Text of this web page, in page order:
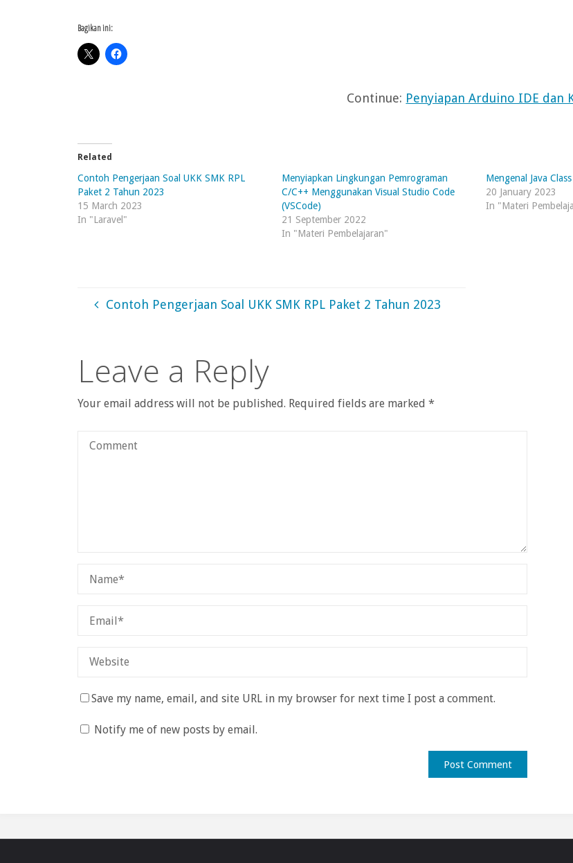
Bagikan ini:
Continue: Penyiapan Arduino IDE dan
Related
Contoh Pengerjaan Soal UKK SMK RPL
Paket 2 Tahun 2023
15 March 2023
In "Laravel"
Menyiapkan Lingkungan Pemrograman
C/C++ Menggunakan Visual Studio Code
(VSCode)
21 September 2022
In "Materi Pembelajaran"
Mengenal Java
20 January 2023
In "Materi
Contoh Pengerjaan Soal UKK SMK RPL Paket 2 Tahun 2023
Leave a Reply
Your email address will not be published. Required fields are marked *
Save my name, email, and site URL in my browser for next time I post a comment.
Notify me of new posts by email.